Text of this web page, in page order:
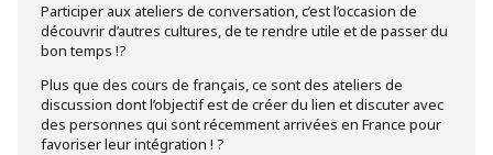
Participer aux ateliers de conversation, c’est l’occasion de
découvrir d’autres cultures, de te rendre utile et de passer du
bon temps !?
Plus que des cours de français, ce sont des ateliers de
discussion dont l’objectif est de créer du lien et discuter avec
des personnes qui sont récemment arrivées en France pour
favoriser leur intégration ! ?